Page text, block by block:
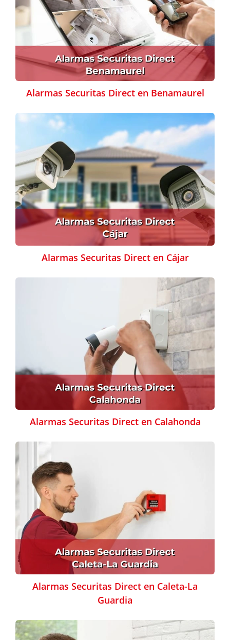
Alarmas Securitas Direct en Benamaurel
Alarmas Securitas Direct en Cájar
Alarmas Securitas Direct en Calahonda
Alarmas Securitas Direct en Caleta-La
Guardia